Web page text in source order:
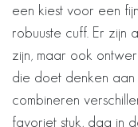
een kiest voor een
robuuste cuff. Er zijn
zijn, maar ook
die doet denken aan
combineren
favoriet stuk, dag in